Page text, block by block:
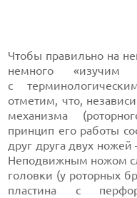
Чтобы правильно на
немного «изучим
с
отметим, что,
механизма
принцип его работы
друг друга двух
Неподвижным ножом
головки (у роторных
пластина с